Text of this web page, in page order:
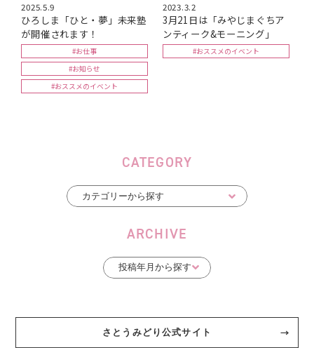
2025.5.9
ひろしま「ひと・夢」未来塾
が開催されます！
#お仕事
#お知らせ
#おススメのイベント
2023.3.2
3月21日は「みやじまぐちア
ンティーク&モーニング」
#おススメのイベント
CATEGORY
ARCHIVE
さとうみどり公式サイト